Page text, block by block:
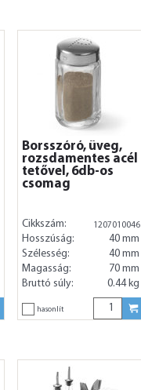
Borsszóró, üveg,
rozsdamentes acél
tetővel, 6db-os
csomag
Cikkszám: 1207010046
Hosszúság:
40 mm
Szélesség:
40 mm
Magasság:
70 mm
Bruttó súly:
0.44 kg
hasonlít